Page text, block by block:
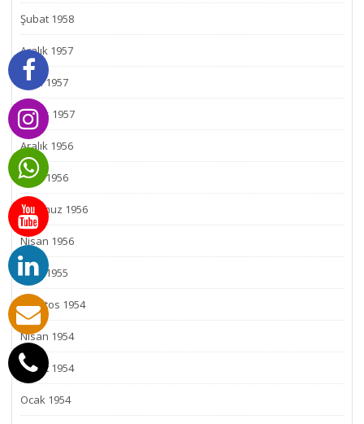
Şubat 1958
Aralık 1957
Ekim 1957
Mayıs 1957
Aralık 1956
Ekim 1956
Temmuz 1956
Nisan 1956
Eylül 1955
Ağustos 1954
Nisan 1954
Şubat 1954
Ocak 1954